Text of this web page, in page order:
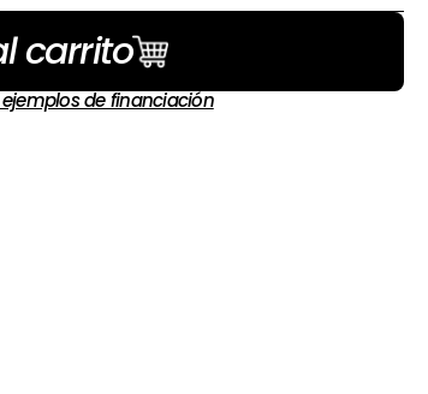
carrito
de financiación